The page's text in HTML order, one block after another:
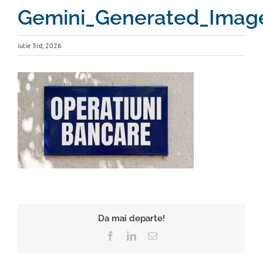
iulie 3rd, 2026
Da mai departe!
FacebookLinkedIn
E-